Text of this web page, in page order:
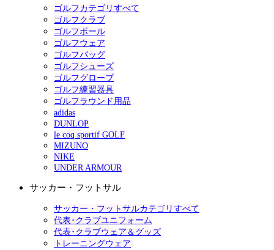
ゴルフカテゴリすべて
ゴルフクラブ
ゴルフボール
ゴルフウェア
ゴルフバッグ
ゴルフシューズ
ゴルフグローブ
ゴルフ練習器具
ゴルフラウンド用品
adidas
DUNLOP
le coq sportif GOLF
MIZUNO
NIKE
UNDER ARMOUR
サッカー・フットサル
サッカー・フットサルカテゴリすべて
代表･クラブユニフォーム
代表･クラブウェア＆グッズ
トレーニングウェア